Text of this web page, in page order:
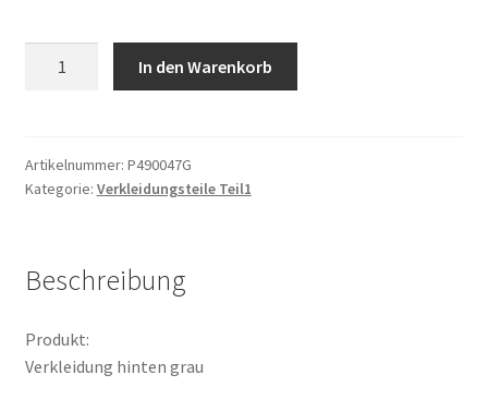
In den Warenkorb
Artikelnummer: P490047G
Kategorie: Verkleidungsteile Teil1
Beschreibung
Produkt:
Verkleidung hinten grau